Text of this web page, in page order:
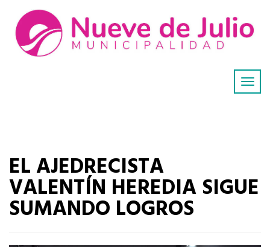
EL AJEDRECISTA
VALENTÍN HEREDIA SIGUE
SUMANDO LOGROS